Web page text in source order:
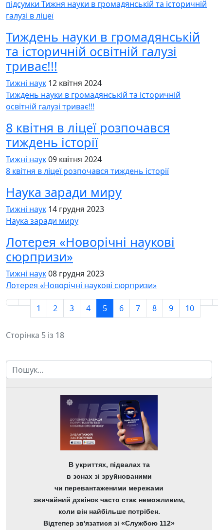
підсумки Тижня науки в громадянській та історичній
галузі в ліцеї
Тиждень науки в громадянській
та історичній освітній галузі
триває!!!
Тижні наук 12 квітня 2024
Тиждень науки в громадянській та історичній
освітній галузі триває!!!
8 квітня в ліцеї розпочався
тиждень історії
Тижні наук09 квітня 2024
8 квітня в ліцеї розпочався тиждень історії
Наука заради миру
Тижні наук 14 грудня 2023
Наука заради миру
Лотерея «Новорічні наукові
сюрпризи»
Тижні наук08 грудня 2023
Лотерея «Новорічні наукові сюрпризи»
1 2 3 4 5 6 7 8 9 10
Сторінка 5 із 18
Пошук
В укриттях, підвалах та
в зонах зі зруйнованими
чи перевантаженими мережами
звичайний дзвінок часто стає неможливим,
коли він найбільше потрібен.
Відтепер зв'язатися зі «Службою 112»